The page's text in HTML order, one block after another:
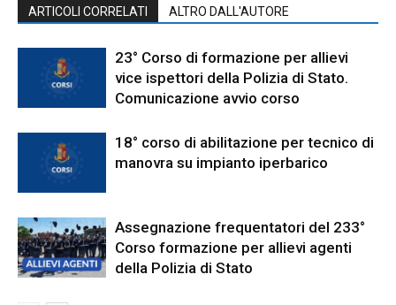
ARTICOLI CORRELATI ALTRO DALL'AUTORE
23° Corso di formazione per allievi
vice ispettori della Polizia di Stato.
Comunicazione avvio corso
18° corso di abilitazione per tecnico di
manovra su impianto iperbarico
Assegnazione frequentatori del 233°
Corso formazione per allievi agenti
della Polizia di Stato